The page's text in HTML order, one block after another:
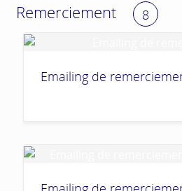
Remerciement 8
Emailing de